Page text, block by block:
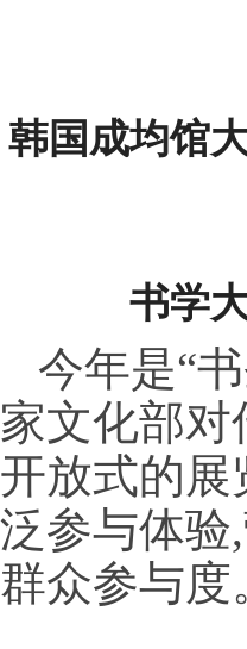
韩国成均馆
书学
今年是“
家文化部
开放式的
泛参与体验
群众参与度